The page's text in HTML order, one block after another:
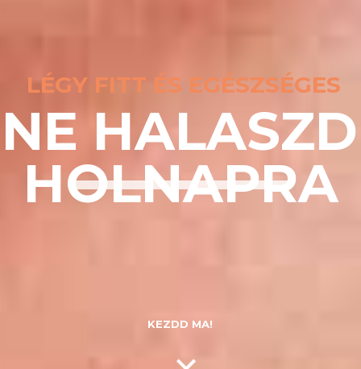
NE HALASZD
HOLNAPRA
LÉGY FITT ÉS EGÉSZSÉGES
KEZDD MA!